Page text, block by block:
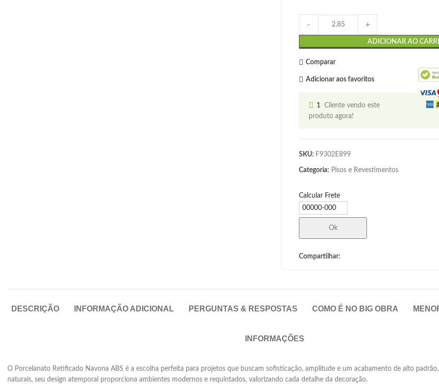
- +
ADICIONAR AO
Comparar
Adicionar aos favoritos
1 Cliente vendo este
produto agora!
SKU: F9302E899
Categoria: Pisos e Revestimentos
Calcular Frete
Ok
Compartilhar:
DESCRIÇÃO INFORMAÇÃO ADICIONAL PERGUNTAS & RESPOSTAS COMO É NO BIG OBRA
INFORMAÇÕES
O Porcelanato Retificado Navona ABS é a escolha perfeita para projetos que buscam sofisticação, amplitude e um acabamento de alto
naturais, seu design atemporal proporciona ambientes modernos e requintados, valorizando cada detalhe da decoração.